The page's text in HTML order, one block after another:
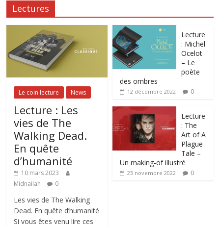
Lectures
Le coin lecture News
Lecture : Les
vies de The
Walking Dead.
En quête
d’humanité
10 mars 2023
Midnailah
0
Les vies de The Walking
Dead. En quête d’humanité
Si vous êtes venu lire ces
Lecture
: Michel
Ocelot
– Le
poète
des ombres
12 décembre 2022 0
Lecture
: The
Art of A
Plague
Tale –
Un making-of illustré
23 novembre 2022 0